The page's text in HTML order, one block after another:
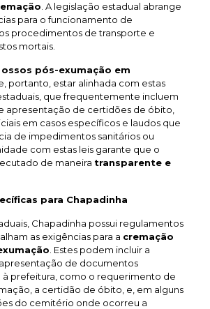
. A legislação estadual abrange
para o funcionamento de
procedimentos de transporte e
mortais.
pós-exumação em
portanto, estar alinhada com estas
que frequentemente incluem
apresentação de certidões de óbito,
em casos específicos e laudos que
de impedimentos sanitários ou
com estas leis garante que o
de maneira transparente e
para Chapadinha
Chapadinha possui regulamentos
as exigências para a cremação
. Estes podem incluir a
de documentos
à prefeitura, como o requerimento de
a certidão de óbito, e, em alguns
do cemitério onde ocorreu a